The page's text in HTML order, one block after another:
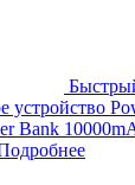
устройство
Bank